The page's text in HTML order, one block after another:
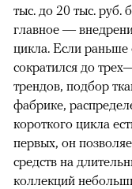
тыс. до 20 тыс. руб.
главное —
цикла. Если раньше
сократился до
трендов, подбор
фабрике,
короткого цикла
первых, он
средств на
коллекций